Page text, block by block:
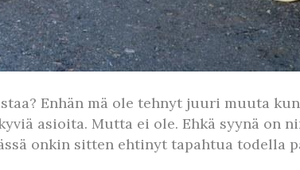
Enhän mä ole tehnyt juuri muuta
asioita. Mutta ei ole. Ehkä syynä on
onkin sitten ehtinyt tapahtua todella